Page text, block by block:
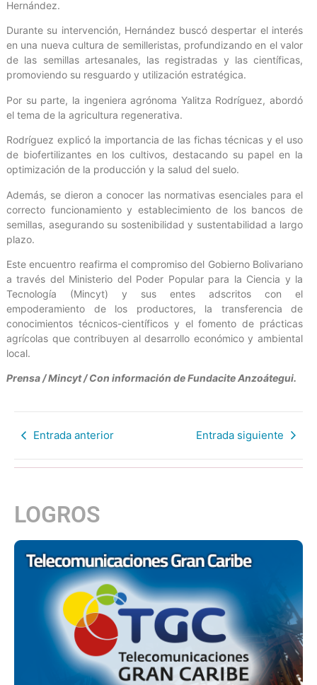
Hernández.
Durante su intervención, Hernández buscó despertar el interés
en una nueva cultura de semilleristas, profundizando en el valor
de las semillas artesanales, las registradas y las científicas,
promoviendo su resguardo y utilización estratégica.
Por su parte, la ingeniera agrónoma Yalitza Rodríguez, abordó
el tema de la agricultura regenerativa.
Rodríguez explicó la importancia de las fichas técnicas y el uso
de biofertilizantes en los cultivos, destacando su papel en la
optimización de la producción y la salud del suelo.
Además, se dieron a conocer las normativas esenciales para el
correcto funcionamiento y establecimiento de los bancos de
semillas, asegurando su sostenibilidad y sustentabilidad a largo
plazo.
Este encuentro reafirma el compromiso del Gobierno Bolivariano
a través del Ministerio del Poder Popular para la Ciencia y la
Tecnología (Mincyt) y sus entes adscritos con el
empoderamiento de los productores, la transferencia de
conocimientos técnicos-científicos y el fomento de prácticas
agrícolas que contribuyen al desarrollo económico y ambiental
local.
Prensa / Mincyt / Con información de Fundacite Anzoátegui.
Entrada anterior Entrada siguiente
LOGROS